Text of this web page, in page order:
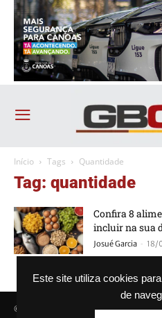
Este site utiliza cookies
de
Início Tags Quantidade
Tag: quantidade
Confira 8
incluir na sua
Josué Garcia - 18/
© Agência GBC. Aqui tem notícia.